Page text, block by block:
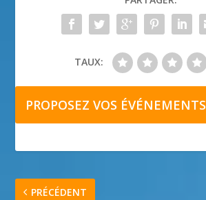
TAUX:
PROPOSEZ VOS ÉVÉNEMENTS
PRÉCÉDENT